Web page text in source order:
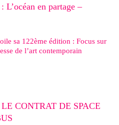
L’océan en partage –
sa 122ème édition : Focus sur
de l’art contemporain
CONTRAT DE SPACE